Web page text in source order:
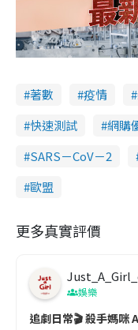
著數 疫情
快速測試
網購
SARS－CoV－2
歐盟
更多真實評價
娛樂
追劇日常🎬 殺手媽